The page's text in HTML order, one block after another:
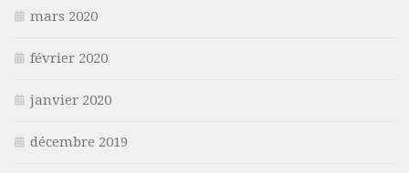
mars 2020
février 2020
janvier 2020
décembre 2019